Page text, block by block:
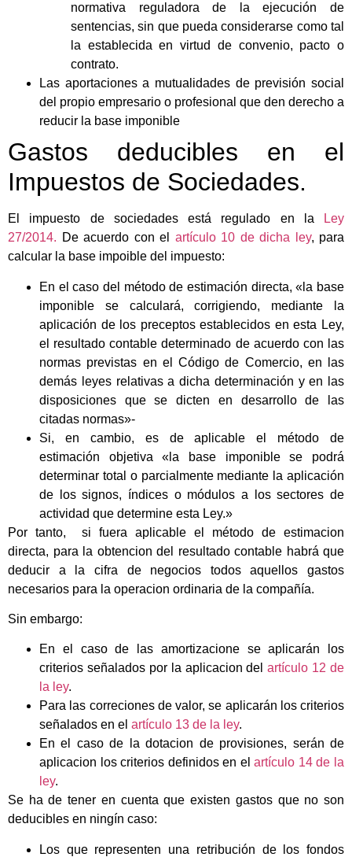
normativa reguladora de la ejecución de
sentencias, sin que pueda considerarse como tal
la establecida en virtud de convenio, pacto o
contrato.
Las aportaciones a mutualidades de previsión social
del propio empresario o profesional que den derecho a
reducir la base imponible
Gastos deducibles en el
Impuestos de Sociedades.
El impuesto de sociedades está regulado en la
Ley
27/2014. De acuerdo con el artículo 10 de dicha ley, para
calcular la base impoible del impuesto:
En el caso del método de estimación directa, «la base
imponible se calculará, corrigiendo, mediante la
aplicación de los preceptos establecidos en esta Ley,
el resultado contable determinado de acuerdo con las
normas previstas en el Código de Comercio, en las
demás leyes relativas a dicha determinación y en las
disposiciones que se dicten en desarrollo de las
citadas normas»-
Si, en cambio, es de aplicable el método de
estimación objetiva «la base imponible se podrá
determinar total o parcialmente mediante la aplicación
de los signos, índices o módulos a los sectores de
actividad que determine esta Ley.»
Por tanto, si fuera aplicable el método de estimacion
directa, para la obtencion del resultado contable habrá que
deducir a la cifra de negocios todos aquellos gastos
necesarios para la operacion ordinaria de la compañía.
Sin embargo:
En el caso de las amortizacione se aplicarán los
criterios señalados por la aplicacion delartículo 12 de
la ley.
Para las correciones de valor, se aplicarán los criterios
señalados en el artículo 13 de la ley.
En el caso de la dotacion de provisiones, serán de
aplicacion los criterios definidos en elartículo 14 de la
ley.
Se ha de tener en cuenta que existen gastos que no son
deducibles en ningín caso:
Los que representen una retribución de los fondos